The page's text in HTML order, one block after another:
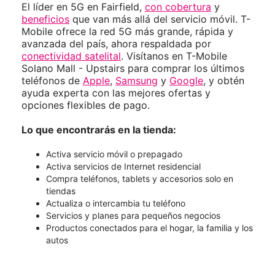
El líder en 5G en Fairfield, con cobertura y
beneficios que van más allá del servicio móvil. T-
Mobile ofrece la red 5G más grande, rápida y
avanzada del país, ahora respaldada por
conectividad satelital. Visítanos en T-Mobile
Solano Mall - Upstairs para comprar los últimos
teléfonos de Apple, Samsung y Google, y obtén
ayuda experta con las mejores ofertas y
opciones flexibles de pago.
Lo que encontrarás en la tienda:
Activa servicio móvil o prepagado
Activa servicios de Internet residencial
Compra teléfonos, tablets y accesorios solo en
tiendas
Actualiza o intercambia tu teléfono
Servicios y planes para pequeños negocios
Productos conectados para el hogar, la familia y los
autos